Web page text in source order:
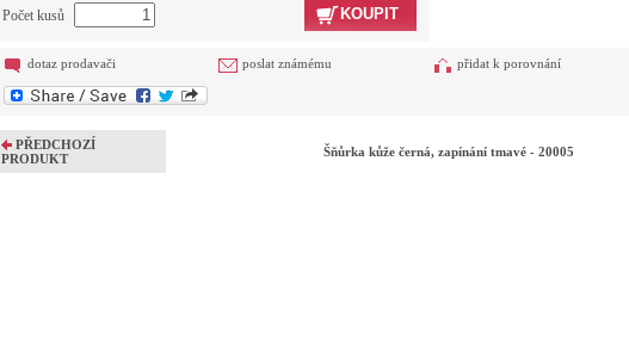
Počet kusů KOUPIT
dotaz prodavači poslat známému přidat k porovnání
PŘEDCHOZÍ
PRODUKT
Šňůrka kůže černá, zapínání tmavé - 20005